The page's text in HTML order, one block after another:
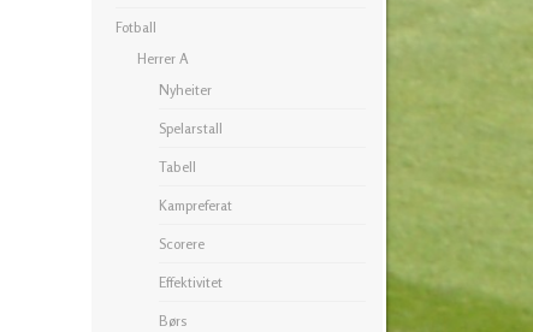
Fotball
Herrer A
Nyheiter
Spelarstall
Tabell
Kampreferat
Scorere
Effektivitet
Børs